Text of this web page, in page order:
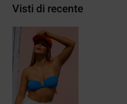
Visti di recente